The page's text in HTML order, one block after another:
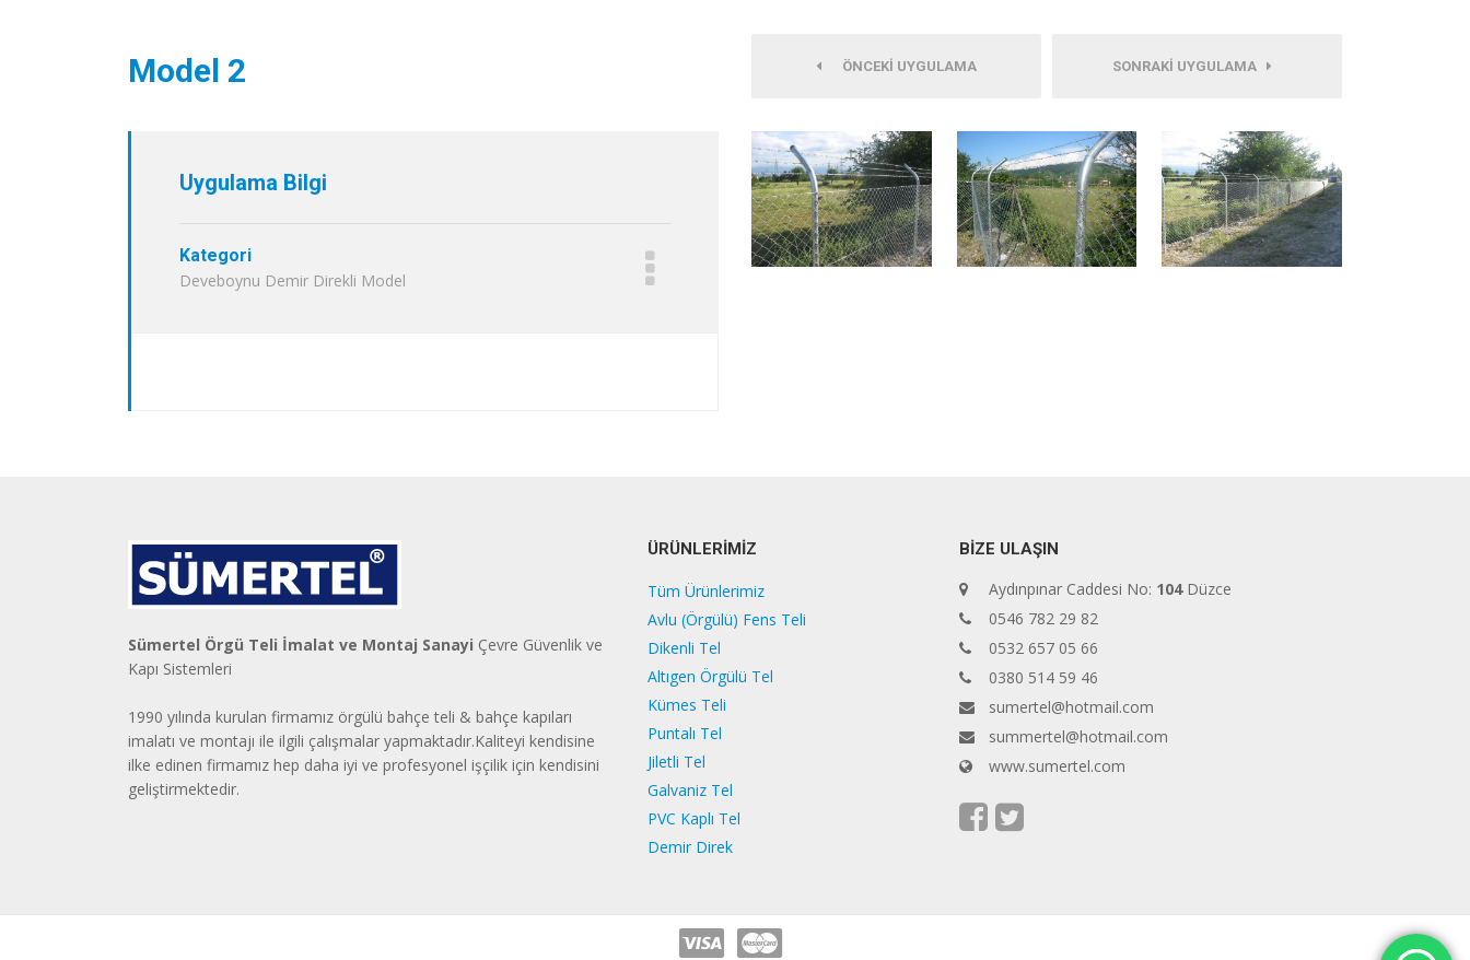
Model 2
Uygulama Bilgi
Kategori
Deveboynu Demir Direkli Model
ÖNCEKI UYGULAMA SONRAKI UYGULAMA
Sümertel Örgü Teli İmalat ve Montaj Sanayi Çevre Güvenlik ve
Kapı Sistemleri
1990 yılında kurulan firmamız örgülü bahçe teli & bahçe kapıları
imalatı ve montajı ile ilgili çalışmalar yapmaktadır.Kaliteyi kendisine
ilke edinen firmamız hep daha iyi ve profesyonel işçilik için kendisini
geliştirmektedir.
ÜRÜNLERİMİZ
Tüm Ürünlerimiz
Avlu (Örgülü) Fens Teli
Dikenli Tel
Altıgen Örgülü Tel
Kümes Teli
Puntalı Tel
Jiletli Tel
Galvaniz Tel
PVC Kaplı Tel
Demir Direk
BİZE ULAŞIN
Aydınpınar Caddesi No: 104Düzce
0546 782 29 82
0532 657 05 66
0380 514 59 46
sumertel@hotmail.com
summertel@hotmail.com
www.sumertel.com